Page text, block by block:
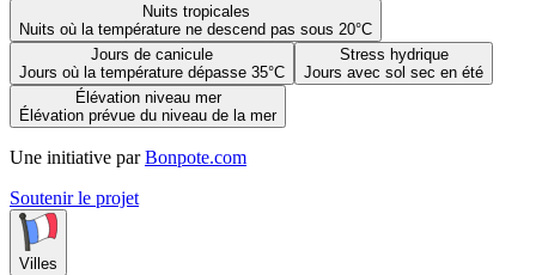
Nuits tropicales
Nuits où la température ne descend pas sous 20°C
Jours de canicule
Jours où la température dépasse 35°C
Stress hydrique
Jours avec sol sec en été
Élévation niveau mer
Élévation prévue du niveau de la mer
Une initiative par Bonpote.com
Soutenir le projet
Villes